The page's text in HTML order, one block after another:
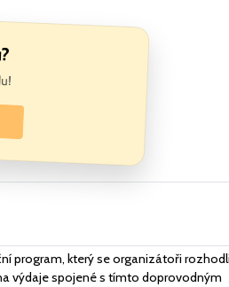
program, který se organizátoři
výdaje spojené s tímto doprovodným